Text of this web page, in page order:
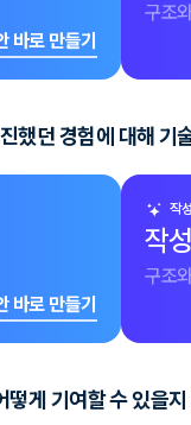
바로 만들기
구조
했던 경험에 대해 기
바로 만들기
작
작
구조
게 기여할 수 있을